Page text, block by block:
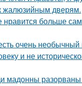
жалюзийным дверям.
нравится больше
очень необычный
и не
мадонны разорваны